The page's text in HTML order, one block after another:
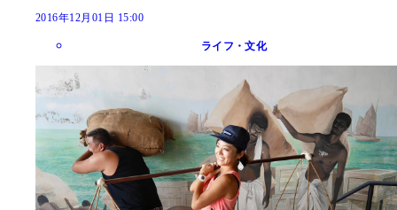
2016年12月01日 15:00
ライフ・文化